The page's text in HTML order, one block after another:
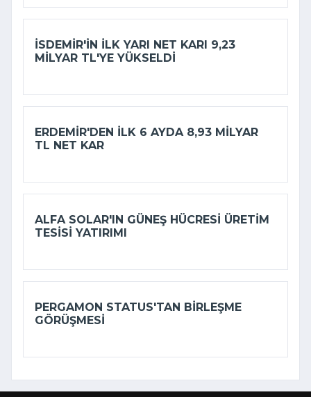
İSDEMIR'IN ILK YARI NET KARI 9,23
MILYAR TL'YE YÜKSELDI
ERDEMIR'DEN ILK 6 AYDA 8,93 MILYAR
TL NET KAR
ALFA SOLAR'IN GÜNEŞ HÜCRESI ÜRETIM
TESISI YATIRIMI
PERGAMON STATUS'TAN BIRLEŞME
GÖRÜŞMESI